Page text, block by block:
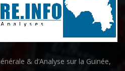
& d’Analyse sur la Guinée,